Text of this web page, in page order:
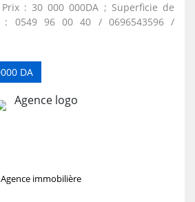
: 30 000 000DA ; Superficie de
DA
Agence immobilière